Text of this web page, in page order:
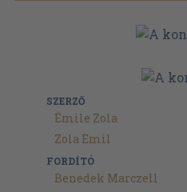
SZERZŐ
Émile Zola
Zola Emil
FORDÍTÓ
Benedek Marczell